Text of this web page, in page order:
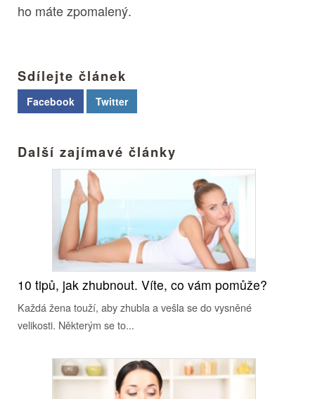
ho máte zpomalený.
Sdílejte článek
Facebook Twitter
Další zajímavé články
10 tipů, jak zhubnout. Víte, co vám pomůže?
Každá žena touží, aby zhubla a vešla se do vysněné
velikosti. Některým se to...